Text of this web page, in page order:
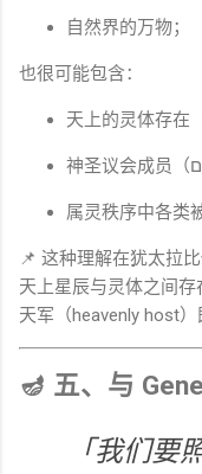
自然界的万物；
也很可能包含：
属灵秩序中各类
📌 这种理解在犹太拉
天上星辰与灵体之间存
天军（heavenly host）
🪔 五、与
「我们要